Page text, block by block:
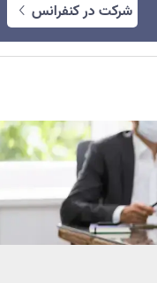
شرکت در کنفرانس